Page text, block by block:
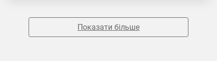
Показати більше